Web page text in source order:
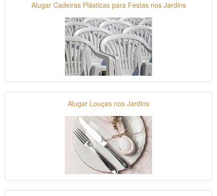
Alugar Cadeiras Plásticas para Festas nos Jardins
Alugar Louças nos Jardins